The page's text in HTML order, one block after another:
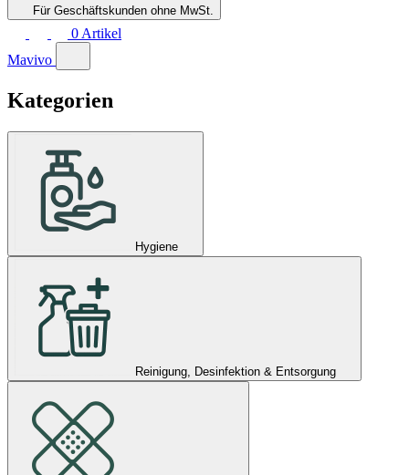
Für Geschäftskunden ohne MwSt.
0 Artikel
Mavivo
Kategorien
Hygiene
Reinigung, Desinfektion & Entsorgung